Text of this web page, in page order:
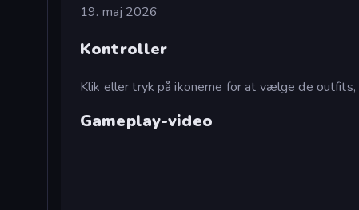
19. maj 2026
Kontroller
Klik eller tryk på ikonerne for at vælge de
Gameplay-video